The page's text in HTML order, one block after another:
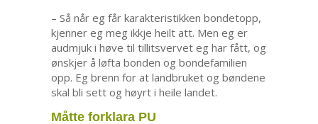
– Så når eg får karakteristikken bondetopp,
kjenner eg meg ikkje heilt att. Men eg er
audmjuk i høve til tillitsvervet eg har fått, og
ønskjer å løfta bonden og bondefamilien
opp. Eg brenn for at landbruket og bøndene
skal bli sett og høyrt i heile landet.
Måtte forklara PU